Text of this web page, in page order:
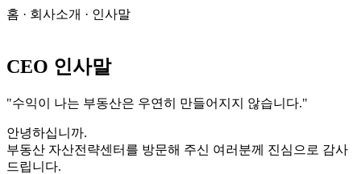
홈 · 회사소개 · 인사말
CEO 인사말
"수익이 나는 부동산은 우연히 만들어지지 않습니다."
안녕하십니까.
부동산 자산전략센터를 방문해 주신 여러분께 진심으로 감사
드립니다.